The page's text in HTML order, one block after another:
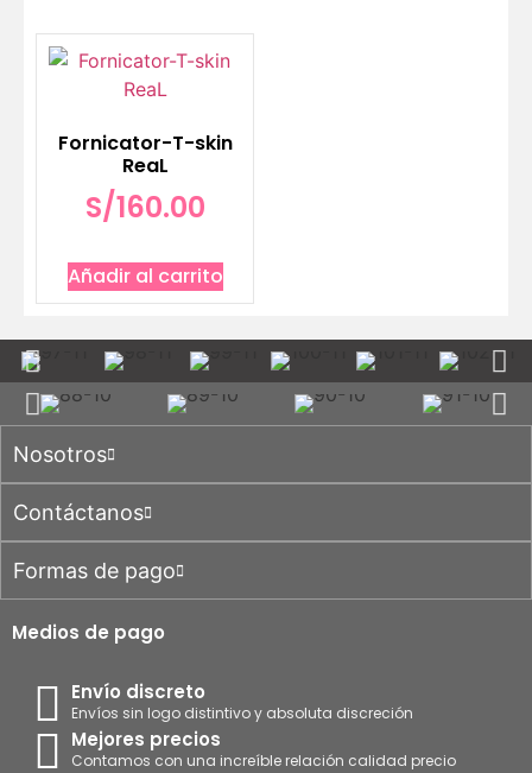
Fornicator-T-skin
ReaL
S/160.00
Añadir al carrito
Nosotros
Contáctanos
Formas de pago
Medios de pago
Envío discreto
Envíos sin logo distintivo y absoluta discreción
Mejores precios
Contamos con una increíble relación calidad precio